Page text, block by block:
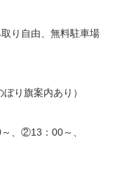
り自由、無料駐車場
り旗案内あり）
、②13：00～、